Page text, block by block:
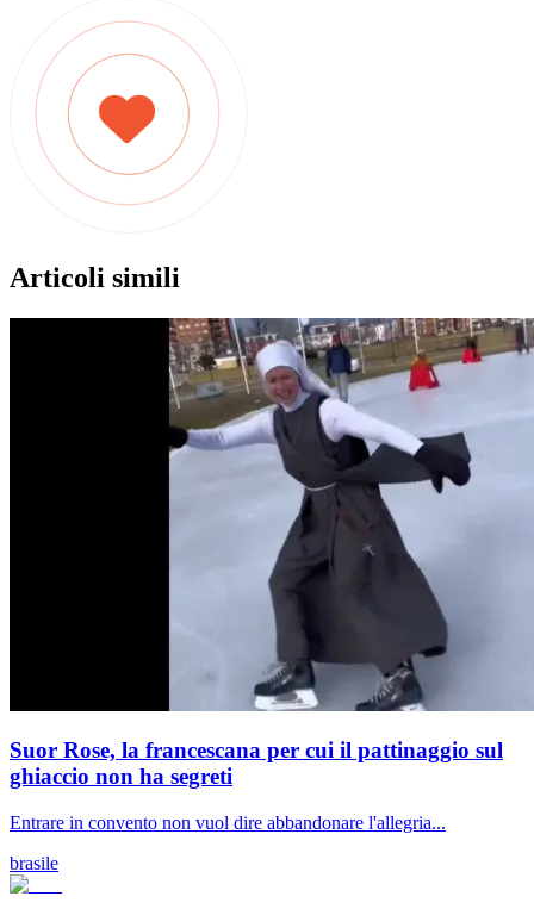
Articoli simili
Suor Rose, la francescana per cui il pattinaggio sul
ghiaccio non ha segreti
Entrare in convento non vuol dire abbandonare l'allegria...
brasile